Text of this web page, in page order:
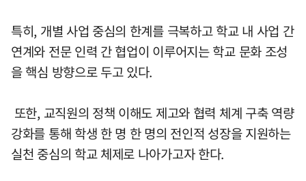
특히, 개별 사업 중심의 한계를 극복하고 학교 내 사업 간
연계와 전문 인력 간 협업이 이루어지는 학교 문화 조성
을 핵심 방향으로 두고 있다.
또한, 교직원의 정책 이해도 제고와 협력 체계 구축 역량
강화를 통해 학생 한 명 한 명의 전인적 성장을 지원하는
실천 중심의 학교 체제로 나아가고자 한다.